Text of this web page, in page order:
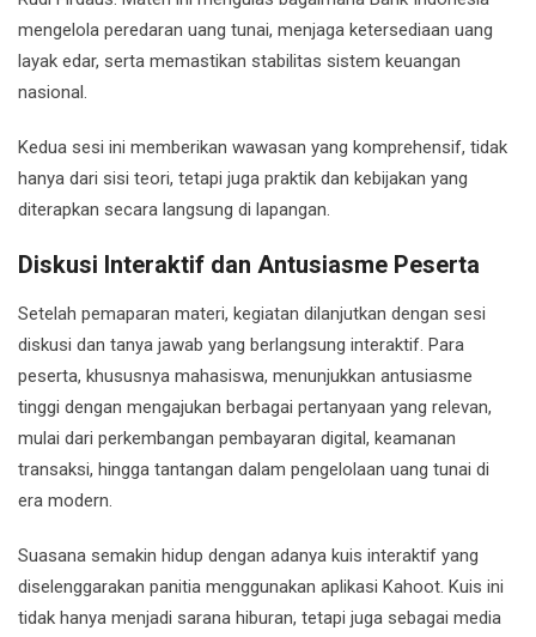
mengelola peredaran uang tunai, menjaga ketersediaan uang
layak edar, serta memastikan stabilitas sistem keuangan
nasional.
Kedua sesi ini memberikan wawasan yang komprehensif, tidak
hanya dari sisi teori, tetapi juga praktik dan kebijakan yang
diterapkan secara langsung di lapangan.
Diskusi Interaktif dan Antusiasme Peserta
Setelah pemaparan materi, kegiatan dilanjutkan dengan sesi
diskusi dan tanya jawab yang berlangsung interaktif. Para
peserta, khususnya mahasiswa, menunjukkan antusiasme
tinggi dengan mengajukan berbagai pertanyaan yang relevan,
mulai dari perkembangan pembayaran digital, keamanan
transaksi, hingga tantangan dalam pengelolaan uang tunai di
era modern.
Suasana semakin hidup dengan adanya kuis interaktif yang
diselenggarakan panitia menggunakan aplikasi Kahoot. Kuis ini
tidak hanya menjadi sarana hiburan, tetapi juga sebagai media